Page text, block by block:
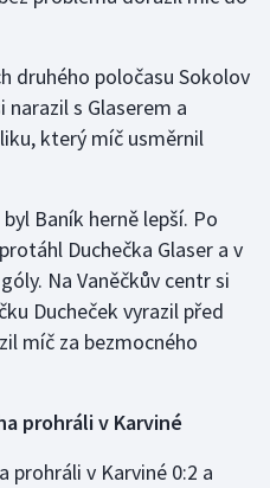
druhého poločasu Sokolov
s Glaserem a
který míč usměrnil
Baník herně lepší. Po
Duchečka Glaser a v
Na Vaněčkův centr si
Ducheček vyrazil před
míč za bezmocného
prohráli v Karviné
prohráli v Karviné 0:2 a